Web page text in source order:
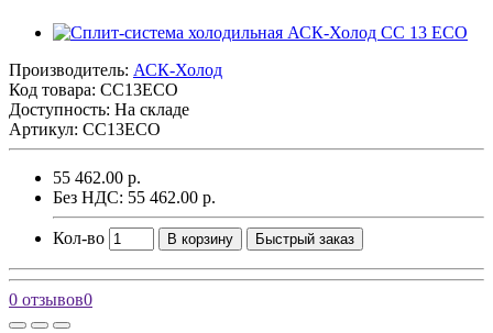
Производитель: АСК-Холод
Код товара: CC13ECO
Доступность: На складе
Артикул: CC13ECO
55 462.00 р.
Без НДС: 55 462.00 р.
Кол-во В корзину Быстрый заказ
0 отзывов0